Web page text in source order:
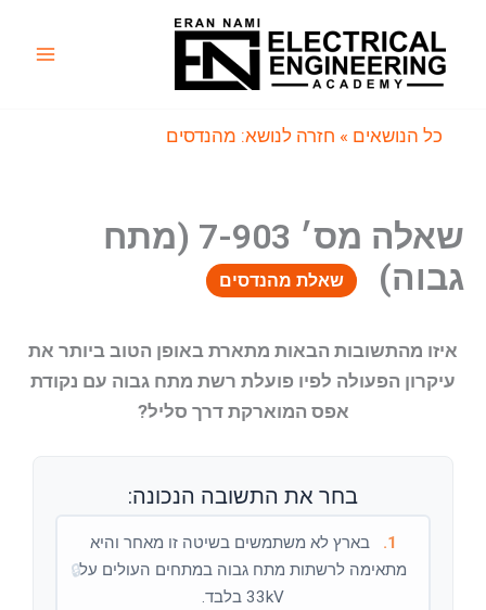
כל הנושאים » חזרה לנושא: מהנדסים
שאלה מס׳ 7-903 (מתח
גבוה)
שאלת מהנדסים
איזו מהתשובות הבאות מתארת באופן הטוב ביותר את
עיקרון הפעולה לפיו פועלת רשת מתח גבוה עם נקודת
אפס המוארקת דרך סליל?
בחר את התשובה הנכונה:
1.
בארץ לא משתמשים בשיטה זו מאחר והיא
מתאימה לרשתות מתח גבוה במתחים העולים על
33kV בלבד.
🔒